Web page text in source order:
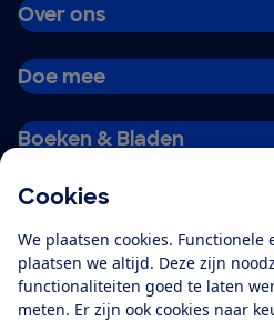
Cookies
We plaatsen cookies. Functionele
plaatsen we altijd. Deze zijn
functionaliteiten goed te laten
meten. Er zijn ook cookies naar
Over ons
Doe mee
Boeken & Bladen
Alles over de